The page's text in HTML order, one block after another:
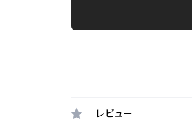
レビュー